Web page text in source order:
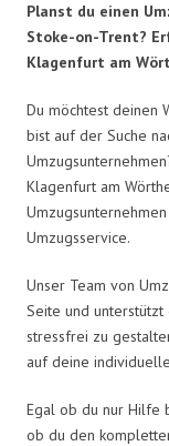
Planst du einen
Stoke-on-Trent?
Klagenfurt am
Du möchtest deinen
bist auf der Suche
Klagenfurt am
Umzugsservice.
Unser Team von
Seite und
stressfrei zu
auf deine
Egal ob du nur Hilfe
ob du den